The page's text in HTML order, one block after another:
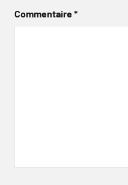
Commentaire*